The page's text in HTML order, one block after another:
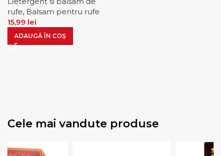
rufe, Balsam pentru rufe
15,99 lei
ADAUGĂ ÎN COȘ
Cele mai vandute produse